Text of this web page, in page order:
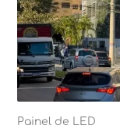
Painel de LED